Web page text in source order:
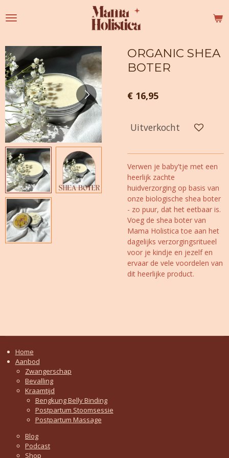
direct
hoofdinhoud
ORGANIC SHEA
BOTER
€ 16,95
Uitverkocht
Verwen je baby'tje met een
heerlijk zachte
huidverzorging op basis van
onze biologische shea boter
- zo puur, dat het eetbaar is.
Voeg de shea boter van
Mama Holistica toe aan het
dagelijks verzorgingsritueel
voor je kindje en jezelf en
ervaar de vele voordelen van
dit heerlijke product.
Home
Aanbod
Zwangerschap
Bevalling
Kraamtijd
Bengkung Belly Binding
Postpartum Stoomsessie
Postpartum Massage
Blog
Podcast
Shop